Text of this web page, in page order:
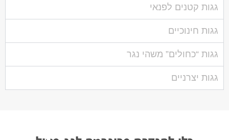
גגות קטנים לפנאי
גגות חינוכיים
גגות “כחולים” משהי נגר
גגות יצרניים